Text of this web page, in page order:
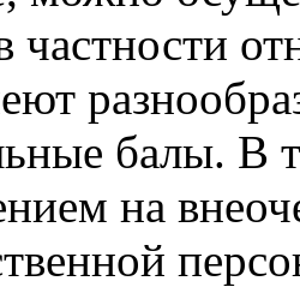
частности
балы. В
на